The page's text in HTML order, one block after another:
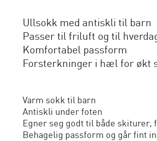
Ullsokk med antiskli til barn
Passer til friluft og til
Komfortabel passform
Forsterkninger i hæl for økt
Varm sokk til barn
Antiskli under foten
Egner seg godt til både skiturer,
Behagelig passform og går fint